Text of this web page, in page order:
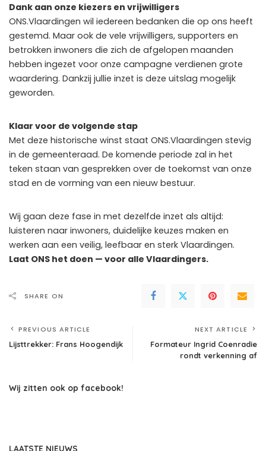
Dank aan onze kiezers en vrijwilligers
ONS.Vlaardingen wil iedereen bedanken die op ons heeft
gestemd. Maar ook de vele vrijwilligers, supporters en
betrokken inwoners die zich de afgelopen maanden
hebben ingezet voor onze campagne verdienen grote
waardering. Dankzij jullie inzet is deze uitslag mogelijk
geworden.
Klaar voor de volgende stap
Met deze historische winst staat ONS.Vlaardingen stevig
in de gemeenteraad. De komende periode zal in het
teken staan van gesprekken over de toekomst van onze
stad en de vorming van een nieuw bestuur.
Wij gaan deze fase in met dezelfde inzet als altijd:
luisteren naar inwoners, duidelijke keuzes maken en
werken aan een veilig, leefbaar en sterk Vlaardingen.
Laat ONS het doen — voor alle Vlaardingers.
SHARE ON
PREVIOUS ARTICLE
Lijsttrekker: Frans Hoogendijk
NEXT ARTICLE
Formateur Ingrid Coenradie
rondt verkenning af
Wij zitten ook op facebook!
LAATSTE NIEUWS